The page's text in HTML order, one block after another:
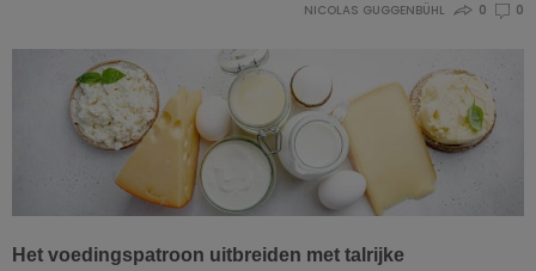
NICOLAS GUGGENBÜHL 0 0
Het voedingspatroon uitbreiden met talrijke